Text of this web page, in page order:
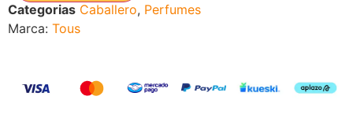
Categorias Caballero, Perfumes
Marca: Tous